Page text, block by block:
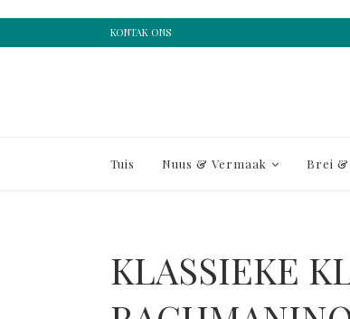
KONTAK ONS
Tuis Nuus & Vermaak Brei &
KLASSIEKE